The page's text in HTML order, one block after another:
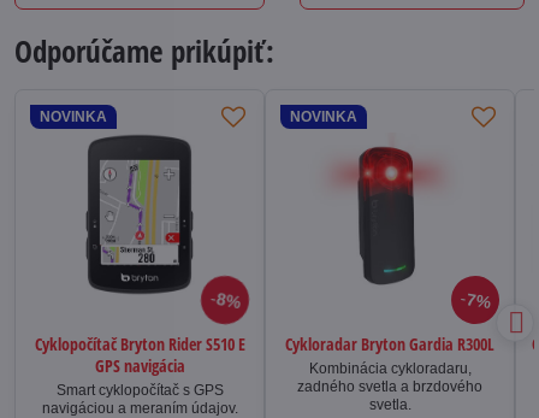
Odporúčame prikúpiť:
8%
NOVINKA
Cyklopočítač Bryton Rider S510 E
GPS navigácia
Smart cyklopočítač s GPS
navigáciou a meraním údajov.
7%
NOVINKA
Cykloradar Bryton Gardia R300L
Kombinácia cykloradaru,
zadného svetla a brzdového
svetla.